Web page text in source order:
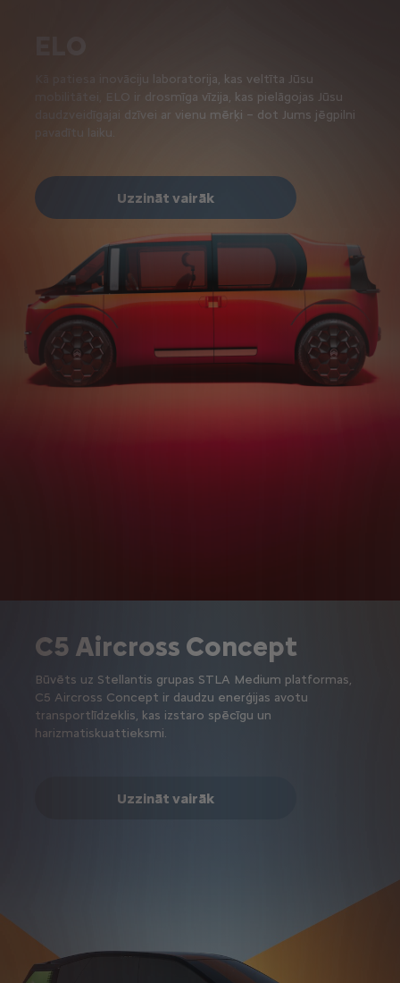
Kā patiesa inovāciju laboratorija, kas veltīta Jūsu
mobilitātei, ELO ir drosmīga vīzija, kas pielāgojas Jūsu
daudzveidīgajai dzīvei ar vienu mērķi – dot Jums jēgpilni
pavadītu laiku.
Uzzināt vairāk
C5 Aircross Concept
Būvēts uz Stellantis grupas STLA Medium platformas,
C5 Aircross Concept ir daudzu enerģijas avotu
transportlīdzeklis, kas izstaro spēcīgu un
harizmatiskuattieksmi.
Uzzināt vairāk